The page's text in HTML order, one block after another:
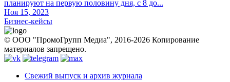
планируют на первую половину дня, с 8 до...
Ноя 15, 2023
Бизнес-кейсы
© ООО "ПромоГрупп Медиа", 2016-2026 Копирование
материалов запрещено.
Свежий выпуск и архив журнала